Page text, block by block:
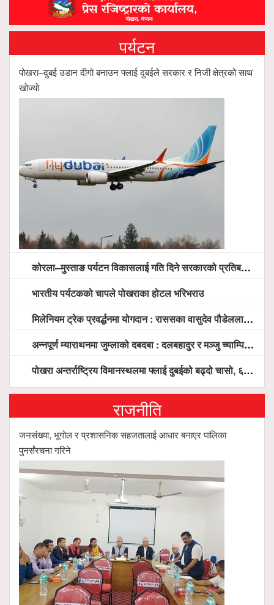
पर्यटन
पोखरा–दुबई उडान दीगो बनाउन फ्लाई दुबईले सरकार र निजी क्षेत्रको साथ
खोज्यो
कोरला–मुस्ताङ पर्यटन विकासलाई गति दिने सरकारको प्रतिबद्धता, स्थानीय सरोकारवालासँग व्यापक छलफल
भारतीय पर्यटकको चापले पोखराका होटल भरिभराउ
मिलेनियम ट्रेक प्रवर्द्धनमा योगदान : राससका वासुदेव पौडेललाई ‘मिलेनियम ट्रेक अवार्ड’ प्रदान गरिने
अन्नपूर्ण म्याराथनमा जुम्लाको दबदबा : दलबहादुर र मञ्जु च्याम्पियन, नगदसहित भव्य सम्मान
पोखरा अन्तर्राष्ट्रिय विमानस्थलमा फ्लाई दुबईको बढ्दो चासो, ६ घण्टा लामो प्राविधिक निरीक्षणपछि दैनिक उडानको ढोका खुल्दै
राजनीति
जनसंख्या, भूगोल र प्रशासनिक सहजतालाई आधार बनाएर पालिका
पुनर्संरचना गरिने